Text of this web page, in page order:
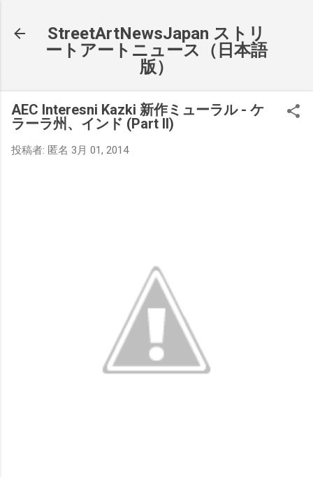
StreetArtNewsJapan ストリ
ートアートニュース（日本語
版）
AEC Interesni Kazki 新作ミューラル - ケ
ラーラ州、インド (Part II)
投稿者: 匿名 3月 01, 2014